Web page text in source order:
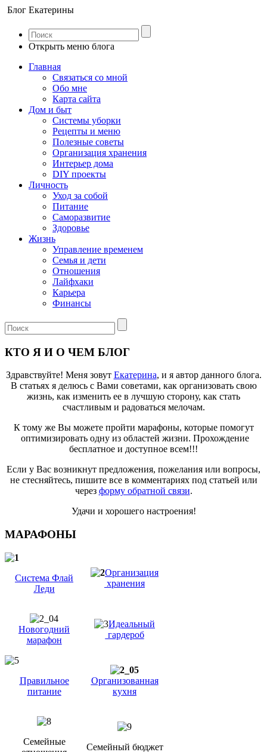
Блог Екатерины
Открыть меню блога
Главная
Связаться со мной
Обо мне
Карта сайта
Дом и быт
Системы уборки
Рецепты и меню
Полезные советы
Организация хранения
Интерьер дома
DIY проекты
Личность
Уход за собой
Питание
Саморазвитие
Здоровье
Жизнь
Управление временем
Семья и дети
Отношения
Лайфхаки
Карьера
Финансы
КТО Я И О ЧЕМ БЛОГ
Здравствуйте! Меня зовут Екатерина, и я автор данного блога.
В статьях я делюсь с Вами советами, как организовать свою
жизнь, как изменить ее в лучшую сторону, как стать
счастливым и радоваться мелочам.
К тому же Вы можете пройти марафоны, которые помогут
оптимизировать одну из областей жизни. Прохождение
бесплатное и доступное всем!!!
Если у Вас возникнут предложения, пожелания или вопросы,
не стесняйтесь, пишите все в комментариях под статьей или
через форму обратной связи.
Удачи и хорошего настроения!
МАРАФОНЫ
Система Флай
Леди
Организация
хранения
Новогодний
марафон
Идеальный
гардероб
Правильное
питание
Организованная
кухня
Семейные
Семейный бюджет